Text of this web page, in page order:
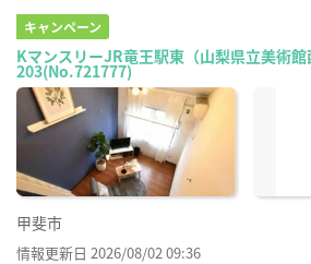
キャンペーン
KマンスリーJR竜王駅東（山梨県立美術館
203(No.721777)
甲斐市
情報更新日 2026/08/02 09:36